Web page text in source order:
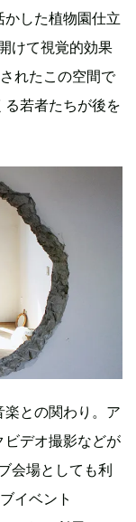
した植物園仕立
けて視覚的効果
れたこの空間で
若者たちが後を
との関わり。ア
ビデオ撮影などが
会場としても利
イベント